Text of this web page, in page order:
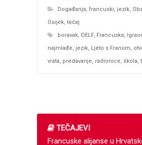
Događanja, francuski, jezik,
Osijek, tečaj
boravak, DELF, Francuska,
najmlađe, jezik, Ljeto s Franom,
vrata, predavanje, radionice, škola,
TEČAJEVI
Francuske alijanse u